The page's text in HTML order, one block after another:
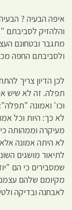
איפה הבעיה ?
והלהזיק לסביבתם
מתגבר ובטחונם
ולסביבתם החפה
לכן הדיון צריך
תפלה. זה לא שיש
לא כך: היות וכל
מעיקרה וממהותה
לא היתה אמונה
לתיאור מושגים
שמסבירים כי הם
מקיומם שלהם
לאבחנה ובדיקה